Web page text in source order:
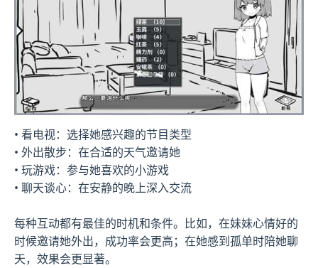
• 看电视：选择她感兴趣的节目类型
• 外出散步：在合适的天气邀请她
• 玩游戏：参与她喜欢的小游戏
• 聊天谈心：在安静的晚上深入交流
每种互动都有最佳的时机和条件。比如，在妹妹心情好的
时候邀请她外出，成功率会更高；在她感到孤单时陪她聊
天，效果会更显著。